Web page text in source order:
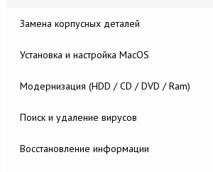
Замена корпусных деталей
Установка и настройка MacОS
Модернизация (HDD / CD / DVD / Ram)
Поиск и удаление вирусов
Восстановление информации